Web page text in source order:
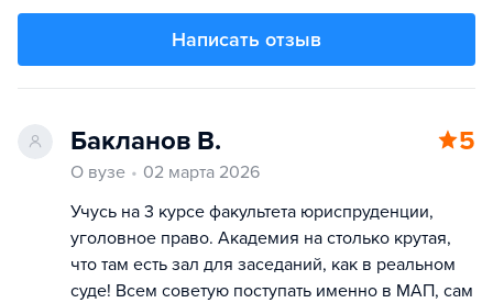
Написать отзыв
Бакланов В. 5
О вузе
02 марта 2026
Учусь на 3 курсе факультета юриспруденции,
уголовное право. Академия на столько крутая,
что там есть зал для заседаний, как в реальном
суде! Всем советую поступать именно в МАП, сам